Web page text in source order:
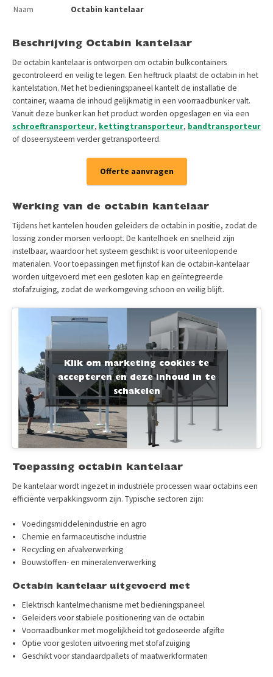
Naam
Octabin kantelaar
Beschrijving Octabin kantelaar
De octabin kantelaar is ontworpen om octabin bulkcontainers
gecontroleerd en veilig te legen. Een heftruck plaatst de octabin in het
kantelstation. Met het bedieningspaneel kantelt de installatie de
container, waarna de inhoud gelijkmatig in een voorraadbunker valt.
Vanuit deze bunker kan het product worden opgeslagen en via een
schroeftransporteur, kettingtransporteur, bandtransporteur
of doseersysteem verder getransporteerd.
Offerte aanvragen
Werking van de octabin kantelaar
Tijdens het kantelen houden geleiders de octabin in positie, zodat de
lossing zonder morsen verloopt. De kantelhoek en snelheid zijn
instelbaar, waardoor het systeem geschikt is voor uiteenlopende
materialen. Voor toepassingen met fijnstof kan de octabin-kantelaar
worden uitgevoerd met een gesloten kap en geïntegreerde
stofafzuiging, zodat de werkomgeving schoon en veilig blijft.
Klik om marketing cookies te
accepteren en deze inhoud in te
schakelen
Toepassing octabin kantelaar
De kantelaar wordt ingezet in industriële processen waar octabins een
efficiënte verpakkingsvorm zijn. Typische sectoren zijn:
Voedingsmiddelenindustrie en agro
Chemie en farmaceutische industrie
Recycling en afvalverwerking
Bouwstoffen- en mineralenverwerking
Octabin kantelaar uitgevoerd met
Elektrisch kantelmechanisme met bedieningspaneel
Geleiders voor stabiele positionering van de octabin
Voorraadbunker met mogelijkheid tot gedoseerde afgifte
Optie voor gesloten uitvoering met stofafzuiging
Geschikt voor standaardpallets of maatwerkformaten